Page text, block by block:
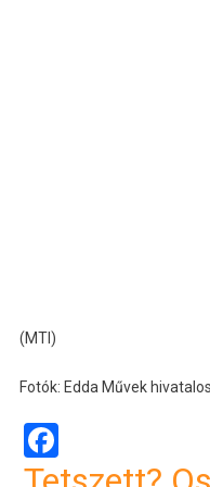
(MTI)
Fotók: Edda Művek hivatalos
Facebook